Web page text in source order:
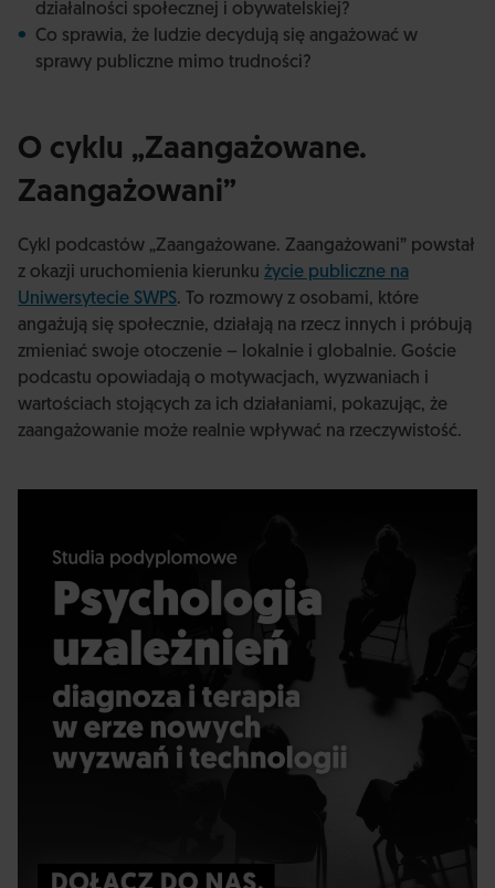
działalności społecznej i obywatelskiej?
Co sprawia, że ludzie decydują się angażować w
sprawy publiczne mimo trudności?
O cyklu „Zaangażowane.
Zaangażowani”
Cykl podcastów „Zaangażowane. Zaangażowani” powstał
z okazji uruchomienia kierunku życie publiczne na
Uniwersytecie SWPS. To rozmowy z osobami, które
angażują się społecznie, działają na rzecz innych i próbują
zmieniać swoje otoczenie – lokalnie i globalnie. Goście
podcastu opowiadają o motywacjach, wyzwaniach i
wartościach stojących za ich działaniami, pokazując, że
zaangażowanie może realnie wpływać na rzeczywistość.